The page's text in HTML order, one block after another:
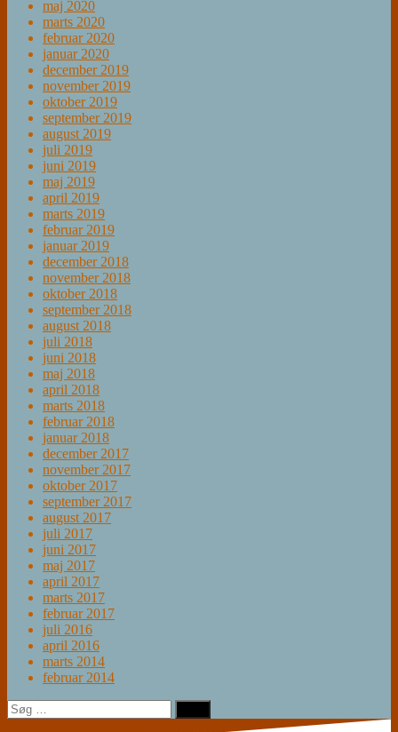
maj 2020
marts 2020
februar 2020
januar 2020
december 2019
november 2019
oktober 2019
september 2019
august 2019
juli 2019
juni 2019
maj 2019
april 2019
marts 2019
februar 2019
januar 2019
december 2018
november 2018
oktober 2018
september 2018
august 2018
juli 2018
juni 2018
maj 2018
april 2018
marts 2018
februar 2018
januar 2018
december 2017
november 2017
oktober 2017
september 2017
august 2017
juli 2017
juni 2017
maj 2017
april 2017
marts 2017
februar 2017
juli 2016
april 2016
marts 2014
februar 2014
Søg
efter: